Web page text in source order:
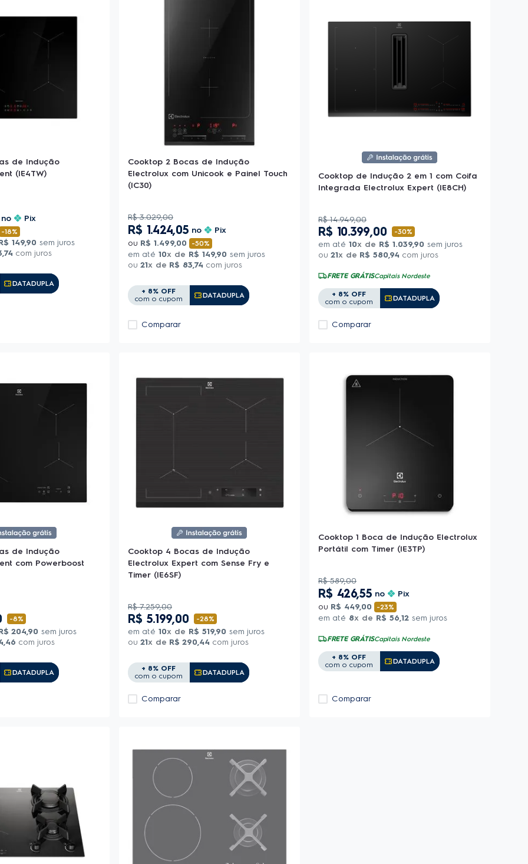
de Indução
(IE4TW)
no
Pix
-18%
149,90 sem juros
,74 com juros
DATADUPLA
Copiar Cupom
Cooktop 2 Bocas de Indução
Electrolux com Unicook e Painel Touch
(IC30)
R$ 3.029,00
R$ 1.424,05 no
Pix
ou R$ 1.499,00 -50%
em até 10x de R$ 149,90 sem juros
ou 21x de R$ 83,74 com juros
+ 8% OFF
com o cupom
DATADUPLA
Copiar Cupom
Comparar
Cooktop de Indução 2 em 1 com Coifa
Integrada Electrolux Expert (IE8CH)
R$ 14.949,00
R$ 10.399,00 -30%
em até 10x de R$ 1.039,90 sem juros
ou 21x de R$ 580,94 com juros
FRETE GRÁTISCapitais Nordeste
+ 8% OFF
com o cupom
DATADUPLA
Copiar Cupom
Comparar
de Indução
com Powerboost
-8%
204,90 sem juros
,46 com juros
DATADUPLA
Copiar Cupom
Cooktop 4 Bocas de Indução
Electrolux Expert com Sense Fry e
Timer (IE6SF)
R$ 7.259,00
R$ 5.199,00 -28%
em até 10x de R$ 519,90 sem juros
ou 21x de R$ 290,44 com juros
+ 8% OFF
com o cupom
DATADUPLA
Copiar Cupom
Comparar
Cooktop 1 Boca de Indução Electrolux
Portátil com Timer (IE3TP)
R$ 589,00
R$ 426,55 no
Pix
ou R$ 449,00 -23%
em até 8x de R$ 56,12 sem juros
FRETE GRÁTISCapitais Nordeste
+ 8% OFF
com o cupom
DATADUPLA
Copiar Cupom
Comparar